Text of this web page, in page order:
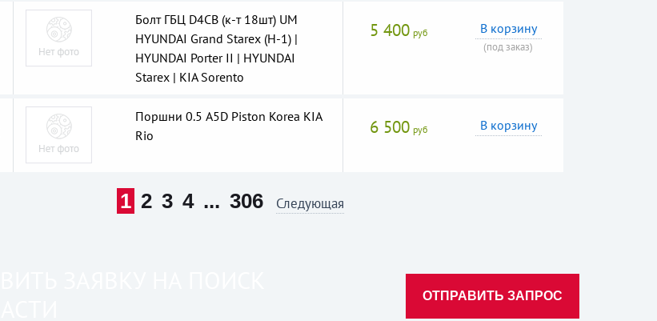
Болт ГБЦ D4CB (к-т 18шт) UM
HYUNDAI Grand Starex (H-1) |
HYUNDAI Porter II | HYUNDAI
Starex | KIA Sorento
5 400 руб В корзину
(под заказ)
Поршни 0.5 A5D Piston Korea KIA
Rio
6 500 руб В корзину
1 2 3 4 ... 306 Следующая
ОТПРАВИТЬ ЗАПРОС